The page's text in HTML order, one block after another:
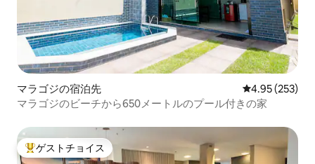
マラゴジの宿泊先 レビュー253
4.95 (253)
マラゴジのビーチから650メートルのプール付きの家
大好評のゲストチョイスです。
ゲストチョイス